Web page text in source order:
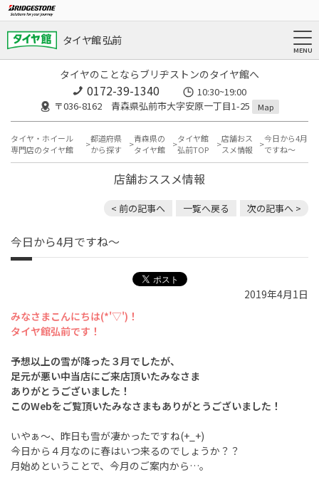
タイヤ館 弘前
タイヤのことならブリヂストンのタイヤ館へ
0172-39-1340
10:30~19:00
〒036-8162 青森県弘前市大字安原一丁目1-25
Map
タイヤ・ホイール
専門店のタイヤ館
都道府県
から探す
青森県の
タイヤ館
タイヤ館
弘前TOP
店舗おス
スメ情報
今日から4月
ですね～
店舗おススメ情報
< 前の記事へ 一覧へ戻る 次の記事へ >
今日から4月ですね～
2019年4月1日
みなさまこんにちは(*'▽')！
タイヤ館弘前です！
予想以上の雪が降った３月でしたが、
足元が悪い中当店にご来店頂いたみなさま
ありがとうございました！
このWebをご覧頂いたみなさまもありがとうございました！
いやぁ～、昨日も雪が凄かったですね(+_+)
今日から４月なのに春はいつ来るのでしょうか？？
月始めということで、今月のご案内から…。